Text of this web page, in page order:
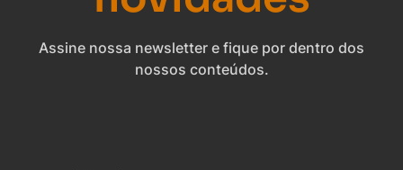
Assine nossa newsletter e fique por dentro dos
nossos conteúdos.